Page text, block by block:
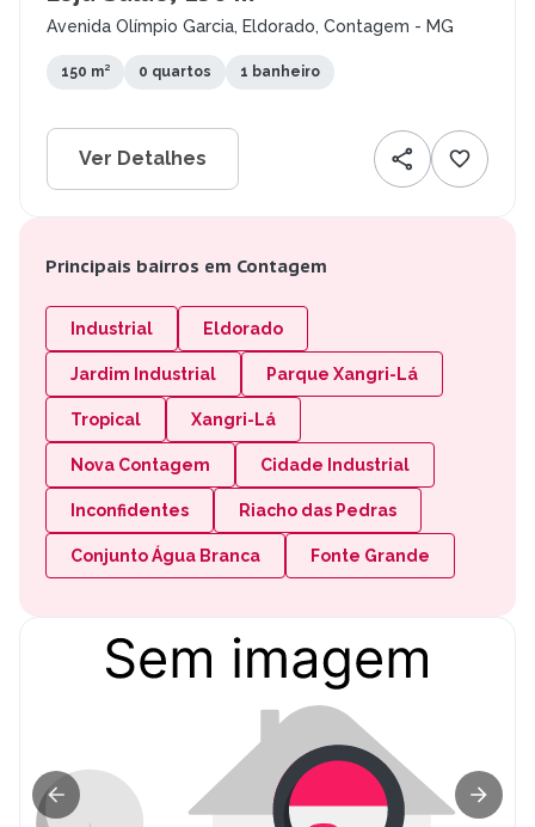
Avenida Olímpio Garcia, Eldorado, Contagem - MG
150 m² 0 quartos 1 banheiro
Ver Detalhes
Principais bairros em Contagem
Industrial Eldorado
Jardim Industrial Parque Xangri-Lá
Tropical Xangri-Lá
Nova Contagem Cidade Industrial
Inconfidentes Riacho das Pedras
Conjunto Água Branca Fonte Grande